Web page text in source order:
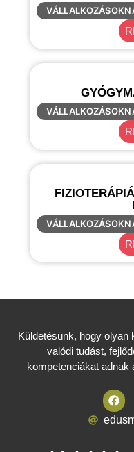
Küldetésünk, hogy olyan
valódi tudást,
kompetenciákat adnak